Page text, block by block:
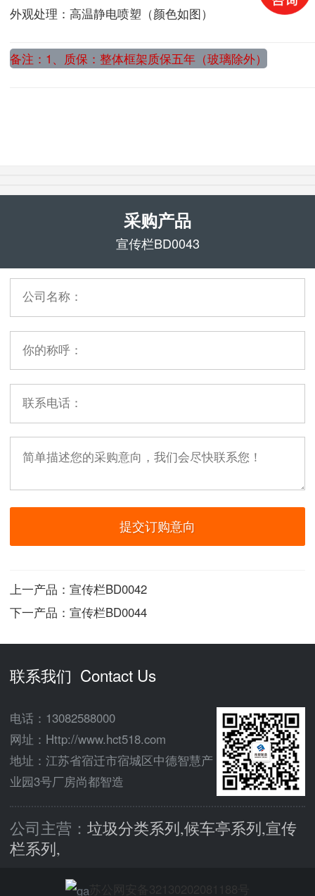
外观处理：高温静电喷塑（颜色如图）
备注：1、质保：整体框架质保五年（玻璃除外）
采购产品
宣传栏BD0043
上一产品： 宣传栏BD0042
下一产品： 宣传栏BD0044
联系我们 Contact Us
电话： 13082588000
网址：Http://www.hct518.com
地址：江苏省宿迁市宿城区中德智慧产
业园3号厂房尚都智造
公司主营： 垃圾分类系列,候车亭系列,宣传
栏系列,
苏公网安备32130202081188号